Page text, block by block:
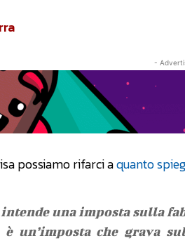
-
possiamo rifarci aquanto
intende una imposta sulla
è un’imposta che grava